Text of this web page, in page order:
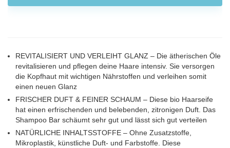
REVITALISIERT UND VERLEIHT GLANZ – Die ätherischen Öle
revitalisieren und pflegen deine Haare intensiv. Sie versorgen
die Kopfhaut mit wichtigen Nährstoffen und verleihen somit
einen neuen Glanz
FRISCHER DUFT & FEINER SCHAUM – Diese bio Haarseife
hat einen erfrischenden und belebenden, zitronigen Duft. Das
Shampoo Bar schäumt sehr gut und lässt sich gut verteilen
NATÜRLICHE INHALTSSTOFFE – Ohne Zusatzstoffe,
Mikroplastik, künstliche Duft- und Farbstoffe. Diese